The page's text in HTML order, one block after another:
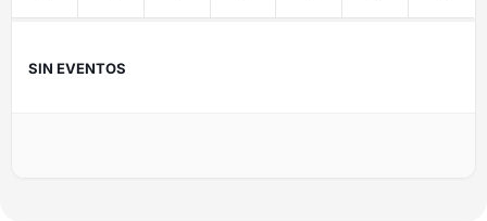
SIN EVENTOS